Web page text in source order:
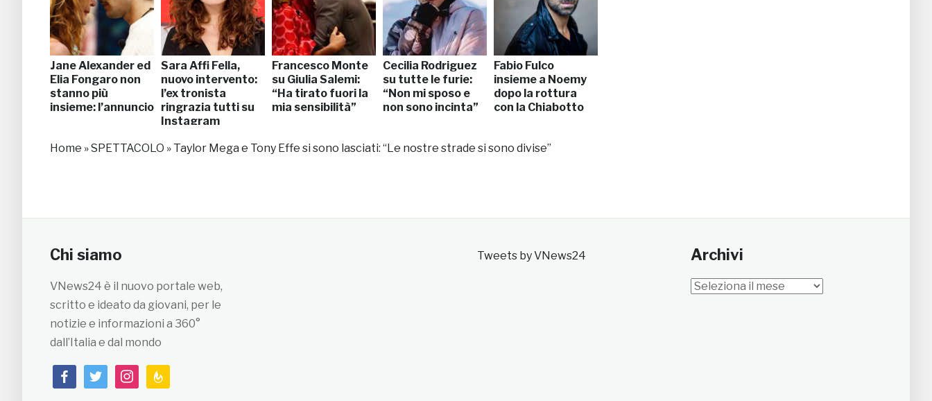
Jane Alexander ed
Elia Fongaro non
stanno più
insieme: l’annuncio
Sara Affi Fella,
nuovo intervento:
l’ex tronista
ringrazia tutti su
Instagram
Francesco Monte
su Giulia Salemi:
“Ha tirato fuori la
mia sensibilità”
Cecilia Rodriguez
su tutte le furie:
“Non mi sposo e
non sono incinta”
Fabio Fulco
insieme a Noemy
dopo la rottura
con la Chiabotto
Home »SPETTACOLO » Taylor Mega e Tony Effe si sono lasciati: “Le nostre strade si sono divise”
Chi siamo
VNews24 è il nuovo portale web,
scritto e ideato da giovani, per le
notizie e informazioni a 360°
dall’Italia e dal mondo
facebooktwitterinstagramfeedburner
Tweets by VNews24 Archivi
Archivi